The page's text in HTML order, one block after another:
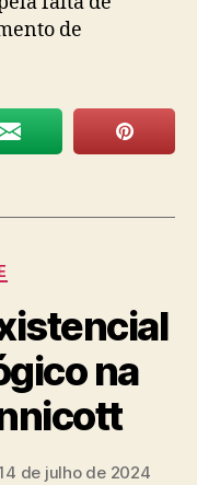
de
na
de julho de 2024